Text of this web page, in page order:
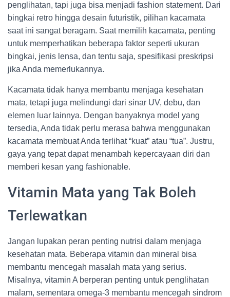
penglihatan, tapi juga bisa menjadi fashion statement. Dari
bingkai retro hingga desain futuristik, pilihan kacamata
saat ini sangat beragam. Saat memilih kacamata, penting
untuk memperhatikan beberapa faktor seperti ukuran
bingkai, jenis lensa, dan tentu saja, spesifikasi preskripsi
jika Anda memerlukannya.
Kacamata tidak hanya membantu menjaga kesehatan
mata, tetapi juga melindungi dari sinar UV, debu, dan
elemen luar lainnya. Dengan banyaknya model yang
tersedia, Anda tidak perlu merasa bahwa menggunakan
kacamata membuat Anda terlihat “kuat” atau “tua”. Justru,
gaya yang tepat dapat menambah kepercayaan diri dan
memberi kesan yang fashionable.
Vitamin Mata yang Tak Boleh
Terlewatkan
Jangan lupakan peran penting nutrisi dalam menjaga
kesehatan mata. Beberapa vitamin dan mineral bisa
membantu mencegah masalah mata yang serius.
Misalnya, vitamin A berperan penting untuk penglihatan
malam, sementara omega-3 membantu mencegah sindrom